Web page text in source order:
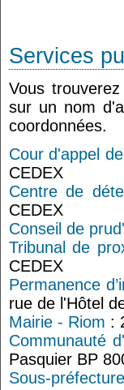
Services
Vous
sur un nom
coordonnées.
Cour d'appel
CEDEX
Centre de
CEDEX
Conseil de
Tribunal de
CEDEX
Permanence
rue de l'Hôtel
Mairie - Riom :
Communauté
Pasquier BP
Sous-